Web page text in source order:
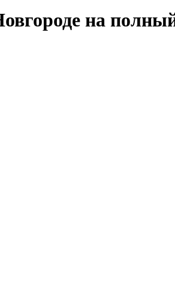
на